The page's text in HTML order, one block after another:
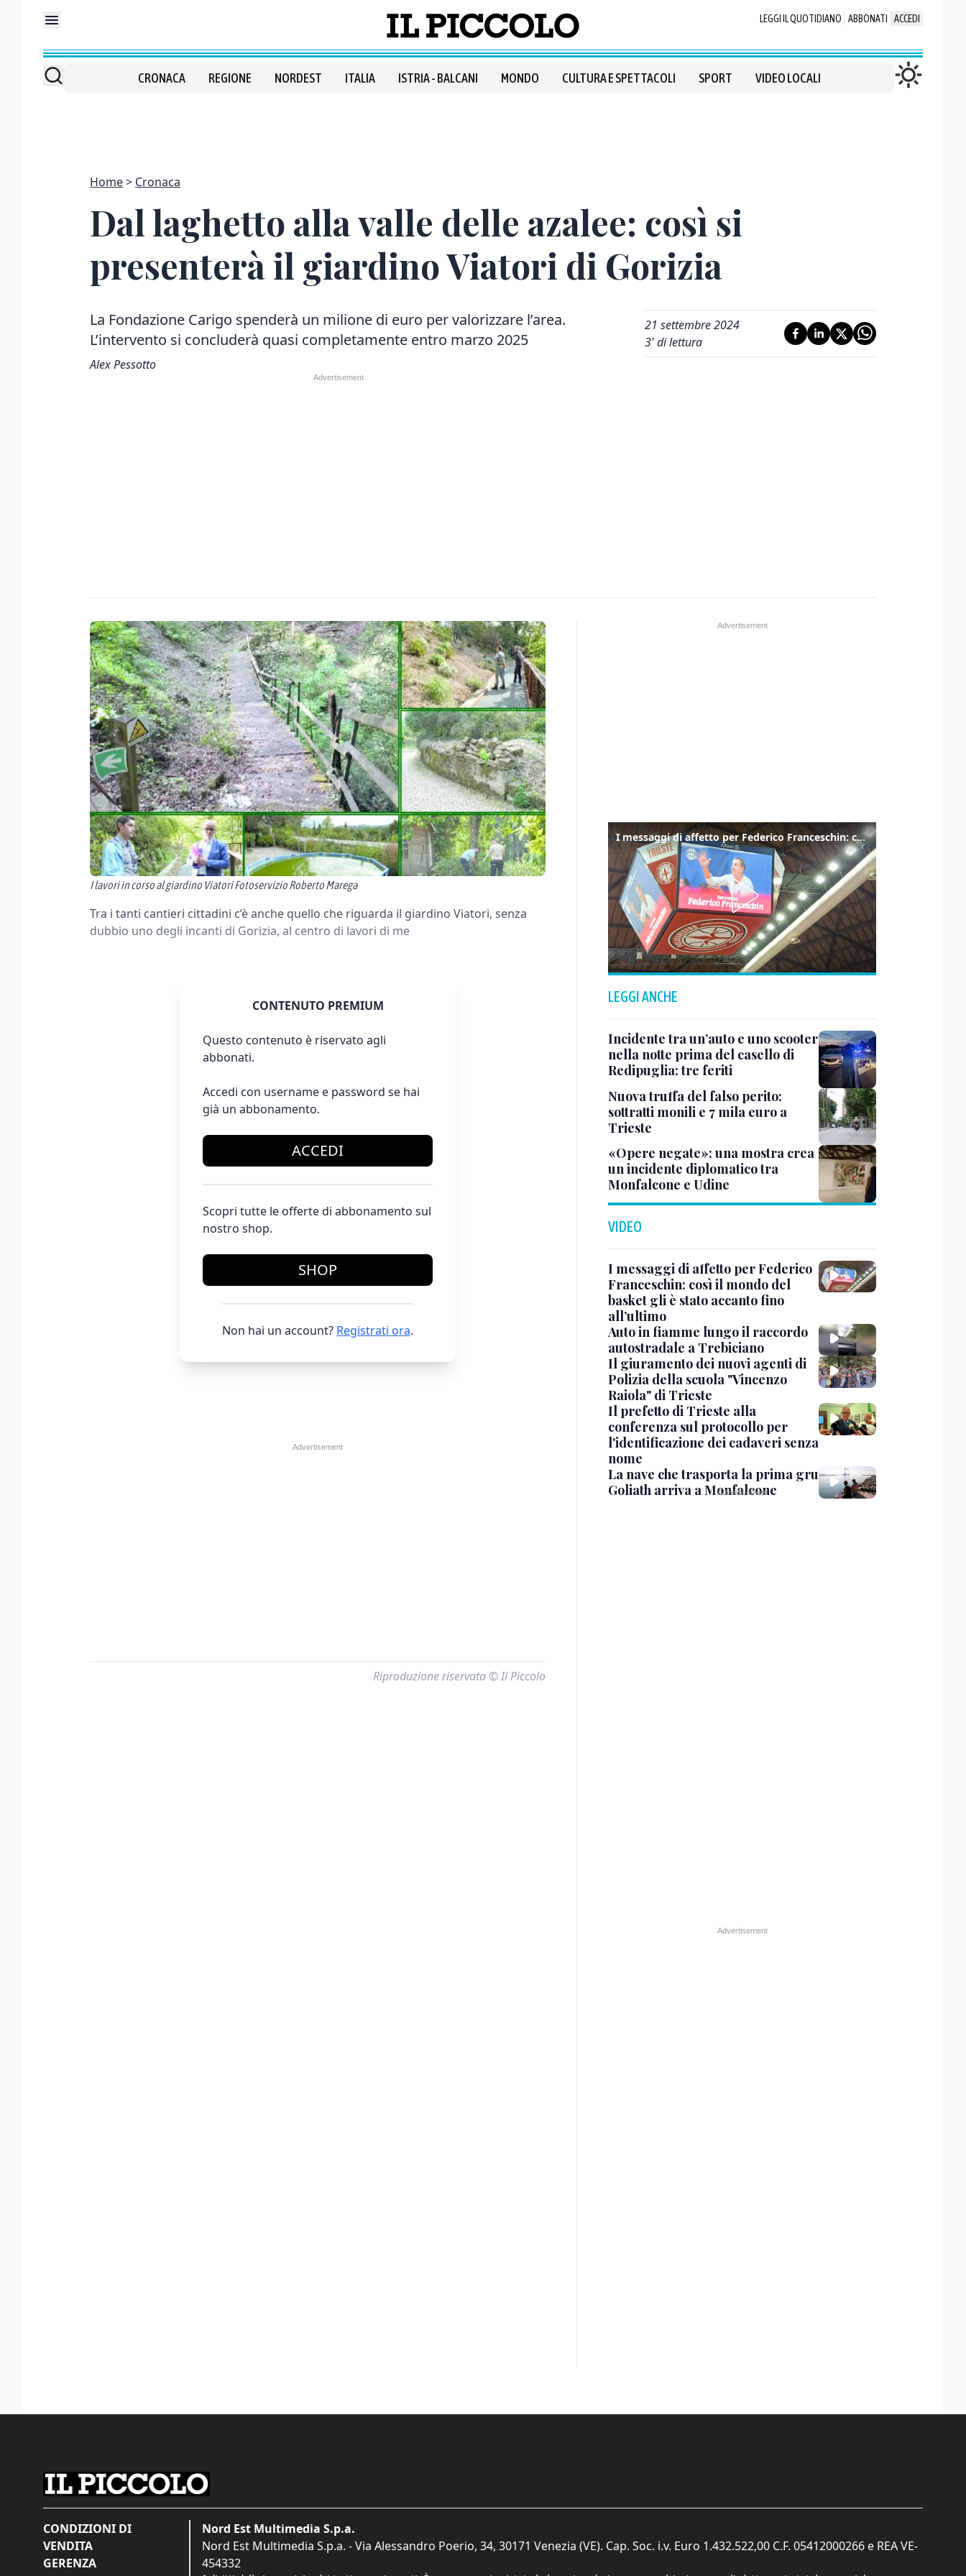
LEGGI IL QUOTIDIANO ABBONATI ACCEDI
CRONACA REGIONE NORDEST ITALIA ISTRIA - BALCANI MONDO CULTURA E SPETTACOLI SPORT VIDEO LOCALI
Home Cronaca
Dal laghetto alla valle delle azalee: così si
presenterà il giardino Viatori di Gorizia
La Fondazione Carigo spenderà un milione di euro per valorizzare l’area.
L’intervento si concluderà quasi completamente entro marzo 2025
Alex Pessotto
21 settembre 2024
3' di lettura
I lavori in corso al giardino Viatori Fotoservizio Roberto Marega
Tra i tanti cantieri cittadini c’è anche quello che riguarda il giardino Viatori, senza
dubbio uno degli incanti di Gorizia, al centro di lavori di me
CONTENUTO PREMIUM
Questo contenuto è riservato agli
abbonati.
Accedi con username e password se hai
già un abbonamento.
ACCEDI
Scopri tutte le offerte di abbonamento sul
nostro shop.
SHOP
Non hai un account? Registrati ora.
Riproduzione riservata © Il Piccolo
I messaggi di affetto per Federico Franceschin: così il mondo del basket gli è stato accanto fino all’ultimo
LEGGI ANCHE
Incidente tra un’auto e uno scooter
nella notte prima del casello di
Redipuglia: tre feriti
Nuova truffa del falso perito:
sottratti monili e 7 mila euro a
Trieste
«Opere negate»: una mostra crea
un incidente diplomatico tra
Monfalcone e Udine
VIDEO
I messaggi di affetto per Federico
Franceschin: così il mondo del
basket gli è stato accanto fino
all’ultimo
Auto in fiamme lungo il raccordo
autostradale a Trebiciano
Il giuramento dei nuovi agenti di
Polizia della scuola "Vincenzo
Raiola" di Trieste
Il prefetto di Trieste alla
conferenza sul protocollo per
l'identificazione dei cadaveri senza
nome
La nave che trasporta la prima gru
Goliath arriva a Monfalcone
CONDIZIONI DI
VENDITA
GERENZA
Nord Est Multimedia S.p.a.
Nord Est Multimedia S.p.a. - Via Alessandro Poerio, 34, 30171 Venezia (VE). Cap. Soc. i.v. Euro 1.432.522,00 C.F. 05412000266 e REA VE-
454332